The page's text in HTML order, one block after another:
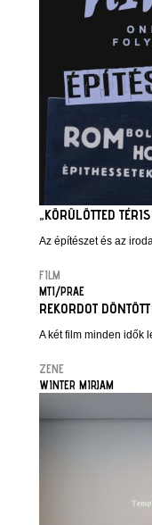
„KÖRÜLÖTTED
Az építészet és az
FILM
MTI/PRAE
REKORDOT
A két film minden idők
ZENE
WINTER MIRJAM